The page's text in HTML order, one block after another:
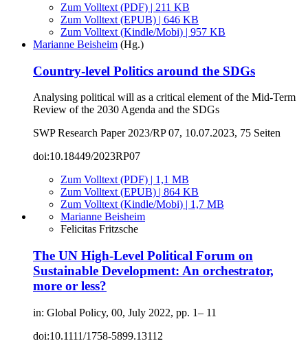
Zum Volltext (PDF) | 211 KB
Zum Volltext (EPUB) | 646 KB
Zum Volltext (Kindle/Mobi) | 957 KB
Marianne Beisheim (Hg.)
Country-level Politics around the SDGs
Analysing political will as a critical element of the Mid-Term
Review of the 2030 Agenda and the SDGs
SWP Research Paper 2023/RP 07, 10.07.2023, 75 Seiten
doi:10.18449/2023RP07
Zum Volltext (PDF) | 1,1 MB
Zum Volltext (EPUB) | 864 KB
Zum Volltext (Kindle/Mobi) | 1,7 MB
Marianne Beisheim
Felicitas Fritzsche
The UN High-Level Political Forum on
Sustainable Development: An orchestrator,
more or less?
in: Global Policy, 00, July 2022, pp. 1– 11
doi:10.1111/1758-5899.13112